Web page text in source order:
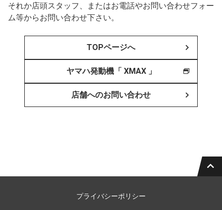
それか店頭スタッフ、またはお電話やお問い合わせフォー
ム等からお問い合わせ下さい。
TOPページへ
ヤマハ発動機「 XMAX 」
店舗へのお問い合わせ
プライバシーポリシー